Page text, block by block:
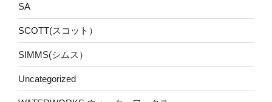
SA
SCOTT(スコット）
SIMMS(シムス）
Uncategorized